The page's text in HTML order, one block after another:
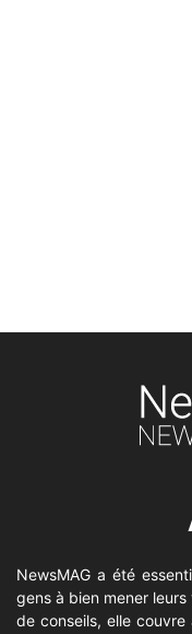
NewsMAG a été
gens à bien mener
de conseils, elle couvre